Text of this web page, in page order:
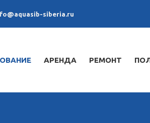
siberia.ru
АРЕНДА РЕМОНТ